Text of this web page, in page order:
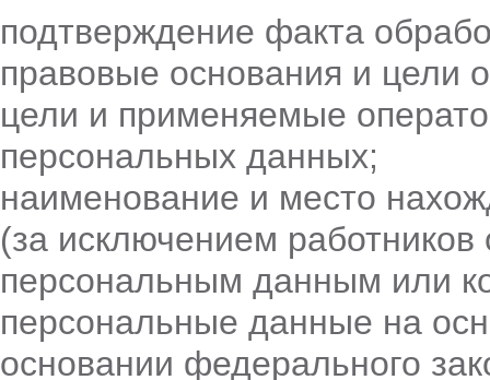
подтверждение факта
правовые основания и цели
цели и применяемые
персональных данных;
наименование и место
(за исключением
персональным данным или
персональные данные на
основании федерального